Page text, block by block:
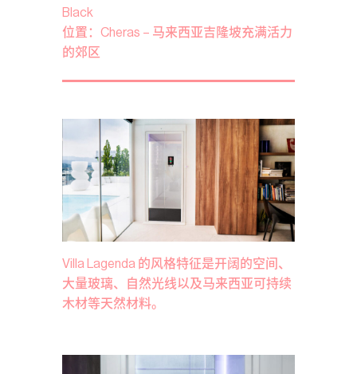
Black
位置：Cheras – 马来西亚吉隆坡充满活力
的郊区
Villa Lagenda 的风格特征是开阔的空间、
大量玻璃、自然光线以及马来西亚可持续
木材等天然材料。